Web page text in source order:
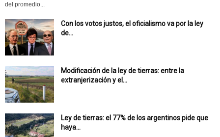
del promedio...
Con los votos justos, el oficialismo va por la ley
de...
Modificación de la ley de tierras: entre la
extranjerización y el...
Ley de tierras: el 77% de los argentinos pide que
haya...